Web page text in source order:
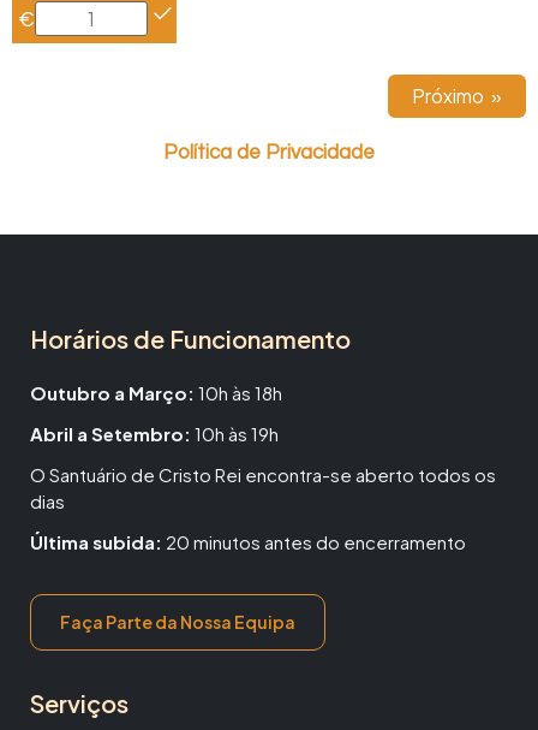
€
»
Política de Privacidade
Horários de Funcionamento
Outubro a Março: 10h às 18h
Abril a Setembro: 10h às 19h
O Santuário de Cristo Rei encontra-se aberto todos os
dias
Última subida: 20 minutos antes do encerramento
Faça Parte da Nossa Equipa
Serviços